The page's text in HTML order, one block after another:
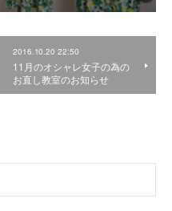
2016.10.20 22:50
11月のオシャレ女子の為の
お直し教室のお知らせ